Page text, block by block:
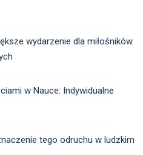
wydarzenie dla miłośników
w Nauce: Indywidualne
tego odruchu w ludzkim